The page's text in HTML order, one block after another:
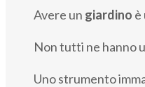
Avere un giardino è
Non tutti ne hanno
Uno strumento